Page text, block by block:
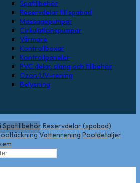
Spatillbehör
Reservdelar till spabad
Massagepumpar
Cirkulationspumpar
Värmare
Kontrollboxar
Kontrollpaneler
PVC delar, slang och tillbehör
Ozon/UV-rening
Belysning
SpatillbehörReservdelar (spabad)
Vattenrening Pooldetaljer